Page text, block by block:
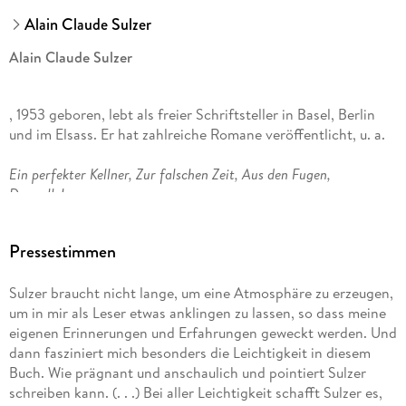
Alain Claude Sulzer
Alain Claude Sulzer
, 1953 geboren, lebt als freier Schriftsteller in Basel, Berlin
und im Elsass. Er hat zahlreiche Romane veröffentlicht, u. a.
Ein perfekter Kellner, Zur falschen Zeit, Aus den Fugen,
Doppelleben
. Seine Bücher sind in alle wichtigen Sprachen übersetzt. Für
sein Werk erhielt er u. a. den Prix Médicis étranger, den
Hermann-Hesse-Preis, den Kulturpreis der Stadt Basel und
den Solothurner Literaturpreis.
Pressestimmen
Sulzer braucht nicht lange, um eine Atmosphäre zu erzeugen,
um in mir als Leser etwas anklingen zu lassen, so dass meine
eigenen Erinnerungen und Erfahrungen geweckt werden. Und
dann fasziniert mich besonders die Leichtigkeit in diesem
Buch. Wie prägnant und anschaulich und pointiert Sulzer
schreiben kann. (. . .) Bei aller Leichtigkeit schafft Sulzer es,